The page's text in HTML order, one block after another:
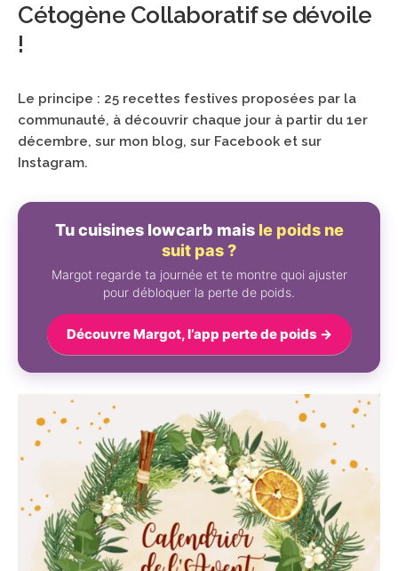
Cétogène Collaboratif se dévoile
!
Le principe : 25 recettes festives proposées par la
communauté, à découvrir chaque jour à partir du 1er
décembre, sur mon blog, sur Facebook et sur
Instagram.
Tu cuisines lowcarb mais le poids ne
suit pas ?
Margot regarde ta journée et te montre quoi ajuster
pour débloquer la perte de poids.
Découvre Margot, l’app perte de poids →